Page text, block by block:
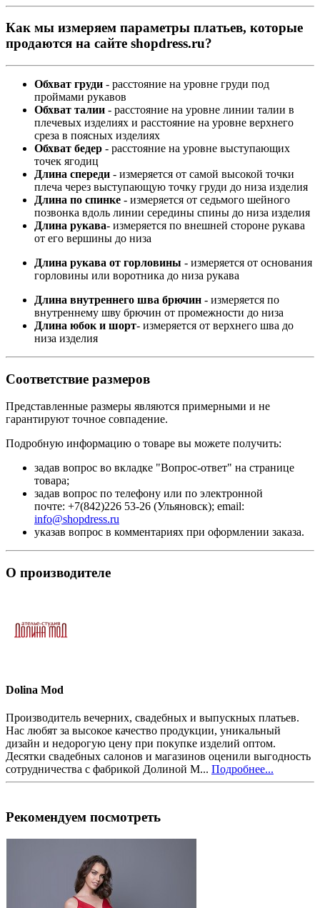
Как мы измеряем параметры платьев, которые
продаются на сайте shopdress.ru?
Обхват груди - расстояние на уровне груди под
проймами рукавов
Обхват талии - расстояние на уровне линии талии в
плечевых изделиях и расстояние на уровне верхнего
среза в поясных изделиях
Обхват бедер - расстояние на уровне выступающих
точек ягодиц
Длина спереди - измеряется от самой высокой точки
плеча через выступающую точку груди до низа изделия
Длина по спинке - измеряется от седьмого шейного
позвонка вдоль линии середины спины до низа изделия
Длина рукава- измеряется по внешней стороне рукава
от его вершины до низа
Длина рукава от горловины - измеряется от основания
горловины или воротника до низа рукава
Длина внутреннего шва брючин - измеряется по
внутреннему шву брючин от промежности до низа
Длина юбок и шорт- измеряется от верхнего шва до
низа изделия
Соответствие размеров
Представленные размеры являются примерными и не
гарантируют точное совпадение.
Подробную информацию о товаре вы можете получить:
задав вопрос во вкладке "Вопрос-ответ" на странице
товара;
задав вопрос по телефону или по электронной
почте: +7(842)226 53-26 (Ульяновск); email:
info@shopdress.ru
указав вопрос в комментариях при оформлении заказа.
О производителе
Dolina Mod
Производитель вечерних, свадебных и выпускных платьев.
Нас любят за высокое качество продукции, уникальный
дизайн и недорогую цену при покупке изделий оптом.
Десятки свадебных салонов и магазинов оценили выгодность
сотрудничества с фабрикой Долиной М... Подробнее...
Рекомендуем посмотреть